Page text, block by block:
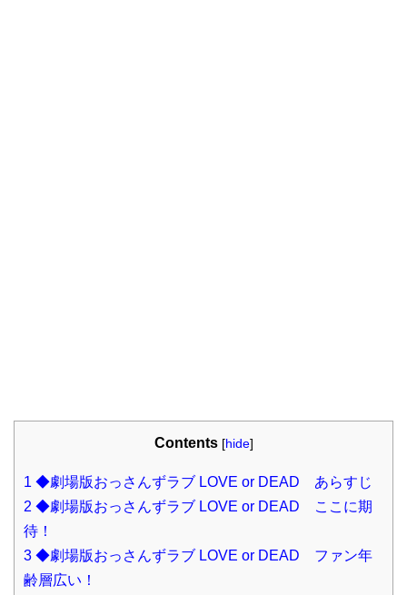
Contents [hide]
1 ◆劇場版おっさんずラブ LOVE or DEAD あらすじ
2 ◆劇場版おっさんずラブ LOVE or DEAD ここに期
待！
3 ◆劇場版おっさんずラブ LOVE or DEAD ファン年
齢層広い！